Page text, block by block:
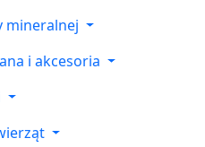
mineralnej
i akcesoria